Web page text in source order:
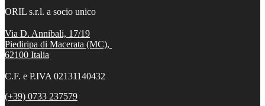
ORIL s.r.l. a socio unico
Via D. Annibali, 17/19
Piediripa di Macerata (MC),
62100 Italia
C.F. e P.IVA 02131140432
(+39) 0733 237579